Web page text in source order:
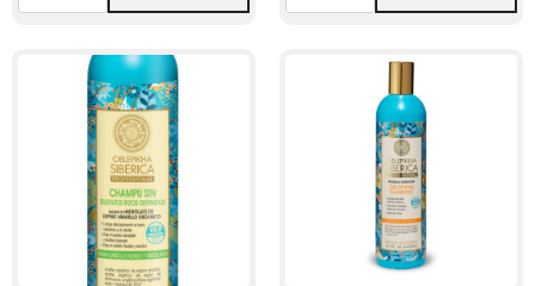
Cabelludo
Siberica
cantidad
con